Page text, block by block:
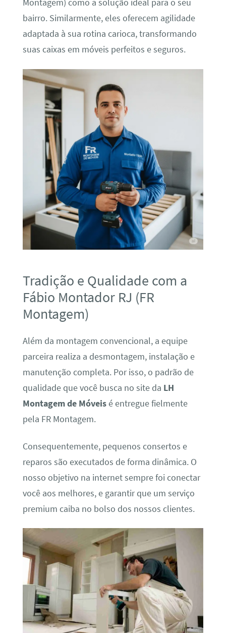
Montagem) como a solução ideal para o seu
bairro. Similarmente, eles oferecem agilidade
adaptada à sua rotina carioca, transformando
suas caixas em móveis perfeitos e seguros.
Tradição e Qualidade com a
Fábio Montador RJ (FR
Montagem)
Além da montagem convencional, a equipe
parceira realiza a desmontagem, instalação e
manutenção completa. Por isso, o padrão de
qualidade que você busca no site da LH
Montagem de Móveisé entregue fielmente
pela FR Montagem.
Consequentemente, pequenos consertos e
reparos são executados de forma dinâmica. O
nosso objetivo na internet sempre foi conectar
você aos melhores, e garantir que um serviço
premium caiba no bolso dos nossos clientes.